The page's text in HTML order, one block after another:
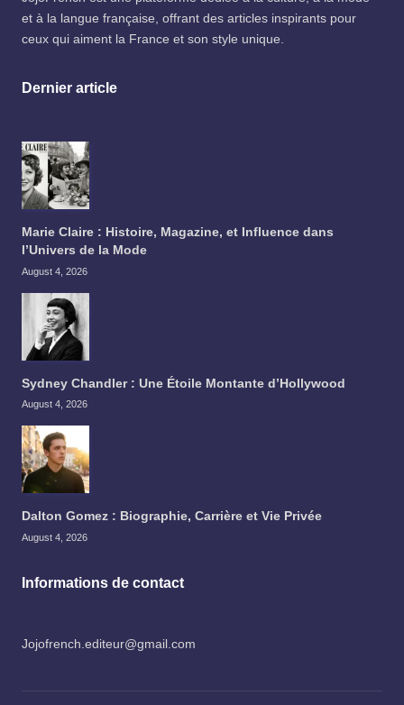
et à la langue française, offrant des articles inspirants pour
ceux qui aiment la France et son style unique.
Dernier article
Marie Claire : Histoire, Magazine, et Influence dans
l’Univers de la Mode
August 4, 2026
Sydney Chandler : Une Étoile Montante d’Hollywood
August 4, 2026
Dalton Gomez : Biographie, Carrière et Vie Privée
August 4, 2026
Informations de contact
Jojofrench.editeur@gmail.com